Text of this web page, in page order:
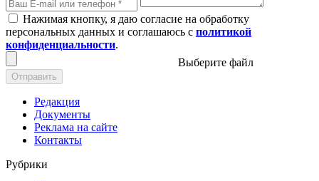
Нажимая кнопку, я даю согласие на обработку
персональных данных и соглашаюсь с политикой
конфиденциальности.
Выберите файл
Отправить
Редакция
Документы
Реклама на сайте
Контакты
Рубрики